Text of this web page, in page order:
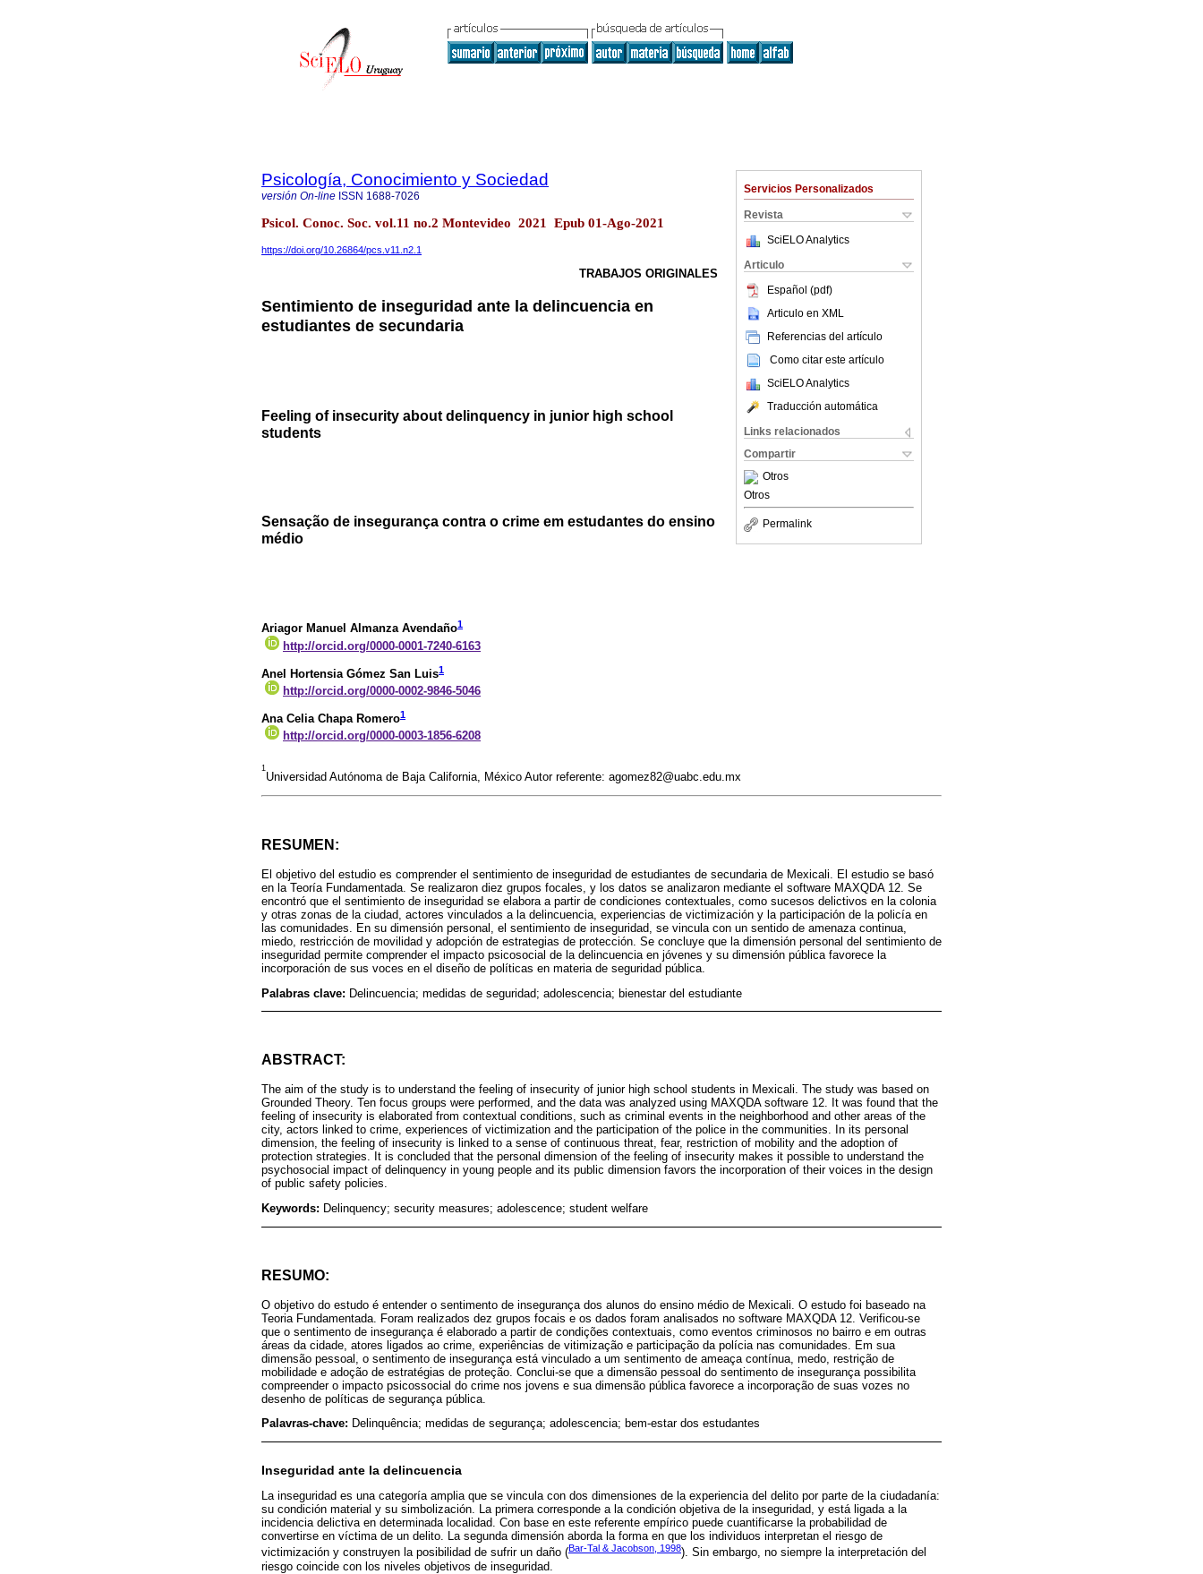
Servicios Personalizados
Revista
SciELO Analytics
Articulo
Español (pdf)
Articulo en XML
Referencias del artículo
Como citar este artículo
SciELO Analytics
Traducción automática
Links relacionados
Compartir
Otros
Otros
Permalink
Psicología, Conocimiento y Sociedad
versión On-line ISSN 1688-7026
Psicol. Conoc. Soc. vol.11 no.2 Montevideo 2021 Epub 01-Ago-2021
https://doi.org/10.26864/pcs.v11.n2.1
TRABAJOS ORIGINALES
Sentimiento de inseguridad ante la delincuencia en
estudiantes de secundaria
Feeling of insecurity about delinquency in junior high school
students
Sensação de insegurança contra o crime em estudantes do ensino
médio
Ariagor Manuel Almanza Avendaño1
http://orcid.org/0000-0001-7240-6163
Anel Hortensia Gómez San Luis1
http://orcid.org/0000-0002-9846-5046
Ana Celia Chapa Romero1
http://orcid.org/0000-0003-1856-6208
1
Universidad Autónoma de Baja California, México Autor referente: agomez82@uabc.edu.mx
RESUMEN:
El objetivo del estudio es comprender el sentimiento de inseguridad de estudiantes de secundaria de Mexicali. El estudio se basó
en la Teoría Fundamentada. Se realizaron diez grupos focales, y los datos se analizaron mediante el software MAXQDA 12. Se
encontró que el sentimiento de inseguridad se elabora a partir de condiciones contextuales, como sucesos delictivos en la colonia
y otras zonas de la ciudad, actores vinculados a la delincuencia, experiencias de victimización y la participación de la policía en
las comunidades. En su dimensión personal, el sentimiento de inseguridad, se vincula con un sentido de amenaza continua,
miedo, restricción de movilidad y adopción de estrategias de protección. Se concluye que la dimensión personal del sentimiento de
inseguridad permite comprender el impacto psicosocial de la delincuencia en jóvenes y su dimensión pública favorece la
incorporación de sus voces en el diseño de políticas en materia de seguridad pública.
Palabras clave: Delincuencia; medidas de seguridad; adolescencia; bienestar del estudiante
ABSTRACT:
The aim of the study is to understand the feeling of insecurity of junior high school students in Mexicali. The study was based on
Grounded Theory. Ten focus groups were performed, and the data was analyzed using MAXQDA software 12. It was found that the
feeling of insecurity is elaborated from contextual conditions, such as criminal events in the neighborhood and other areas of the
city, actors linked to crime, experiences of victimization and the participation of the police in the communities. In its personal
dimension, the feeling of insecurity is linked to a sense of continuous threat, fear, restriction of mobility and the adoption of
protection strategies. It is concluded that the personal dimension of the feeling of insecurity makes it possible to understand the
psychosocial impact of delinquency in young people and its public dimension favors the incorporation of their voices in the design
of public safety policies.
Keywords: Delinquency; security measures; adolescence; student welfare
RESUMO:
O objetivo do estudo é entender o sentimento de insegurança dos alunos do ensino médio de Mexicali. O estudo foi baseado na
Teoria Fundamentada. Foram realizados dez grupos focais e os dados foram analisados no software MAXQDA 12. Verificou-se
que o sentimento de insegurança é elaborado a partir de condições contextuais, como eventos criminosos no bairro e em outras
áreas da cidade, atores ligados ao crime, experiências de vitimização e participação da polícia nas comunidades. Em sua
dimensão pessoal, o sentimento de insegurança está vinculado a um sentimento de ameaça contínua, medo, restrição de
mobilidade e adoção de estratégias de proteção. Conclui-se que a dimensão pessoal do sentimento de insegurança possibilita
compreender o impacto psicossocial do crime nos jovens e sua dimensão pública favorece a incorporação de suas vozes no
desenho de políticas de segurança pública.
Palavras-chave: Delinquência; medidas de segurança; adolescencia; bem-estar dos estudantes
Inseguridad ante la delincuencia
La inseguridad es una categoría amplia que se vincula con dos dimensiones de la experiencia del delito por parte de la ciudadanía:
su condición material y su simbolización. La primera corresponde a la condición objetiva de la inseguridad, y está ligada a la
incidencia delictiva en determinada localidad. Con base en este referente empírico puede cuantificarse la probabilidad de
convertirse en víctima de un delito. La segunda dimensión aborda la forma en que los individuos interpretan el riesgo de
victimización y construyen la posibilidad de sufrir un daño (Bar-Tal & Jacobson, 1998). Sin embargo, no siempre la interpretación del
riesgo coincide con los niveles objetivos de inseguridad.